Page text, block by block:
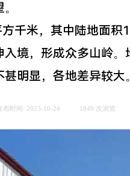
千米，其中陆地面
境，形成众多山岭
明显，各地差异较大
布时间: 2023-10-24 1849 次浏览